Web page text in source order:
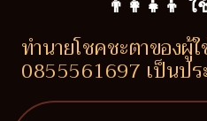
👨‍👩‍👧‍👦
ทำนายโชคชะตาของผู้
0855561697 เป็นปร